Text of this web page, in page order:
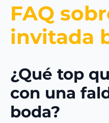
FAQ
invitada
¿Qué top
con una
boda?